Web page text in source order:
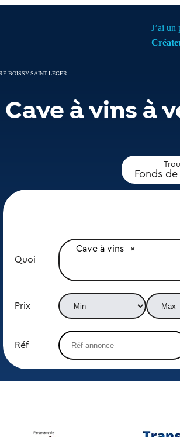
J’ai un
BOISSY-SAINT-LEGER
à vins
Fonds
Quoi
Cave à vins
Prix
Réf